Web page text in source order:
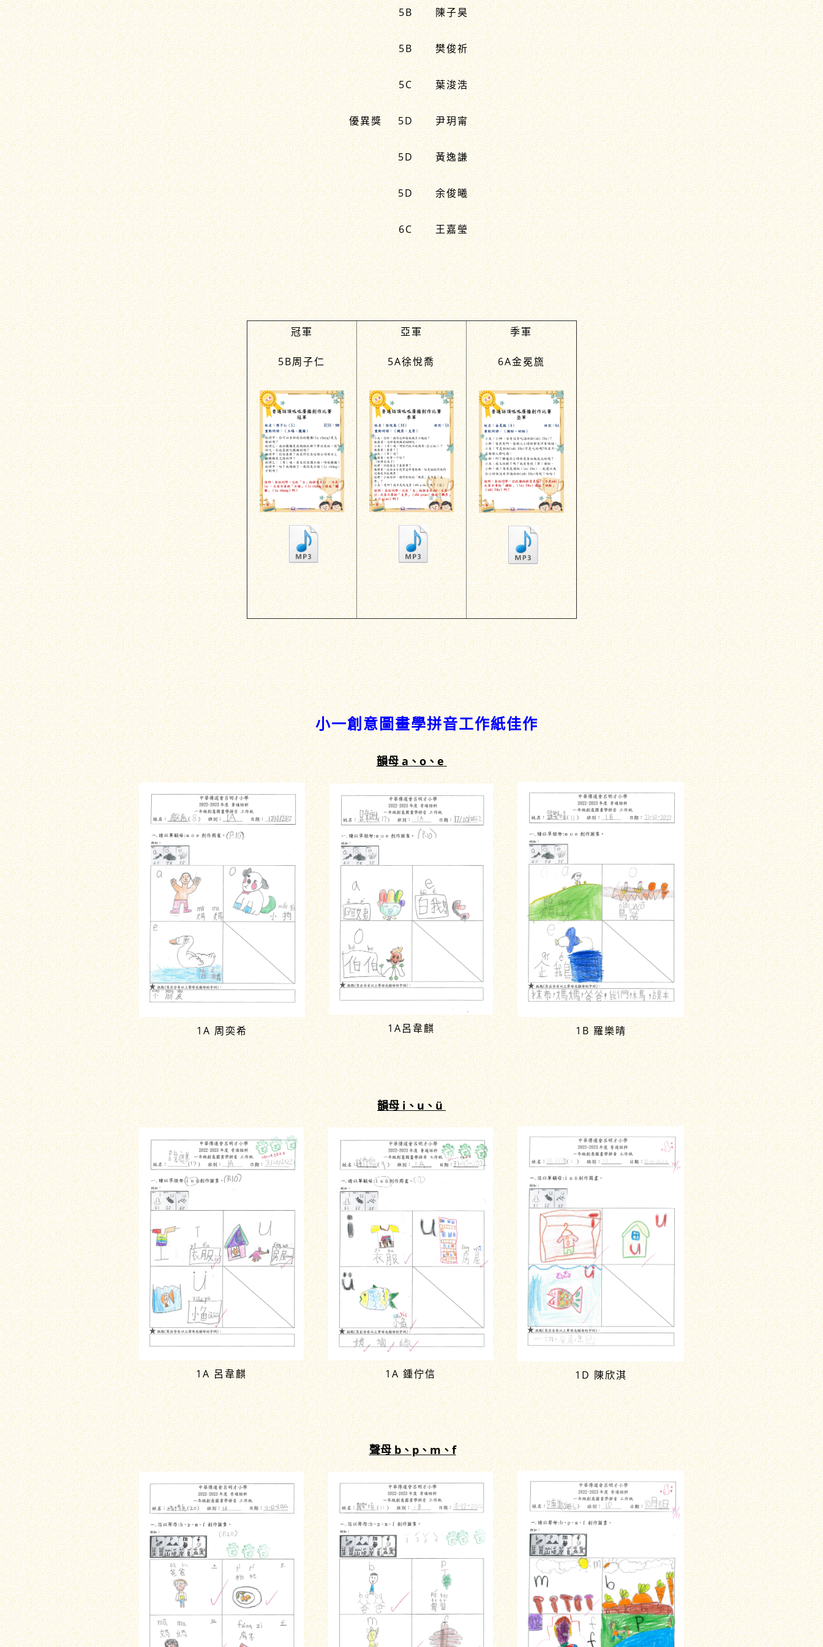
優異獎
5B 陳子昊
5B 樊俊祈
5C 葉浚浩
5D 尹玥甯
5D 黃逸謙
5D 余俊曦
6C 王嘉瑩
冠軍
5B周子仁
亞軍
5A徐悅喬
季軍
6A金冕旒
小一創意圖畫學拼音工作紙佳作
韻母 a、o、e
1A 周奕希 1A呂韋麒 1B 羅樂晴
韻母 i、u、ü
1A 呂韋麒 1A 鍾佇信 1D 陳欣淇
聲母 b、p、m、f